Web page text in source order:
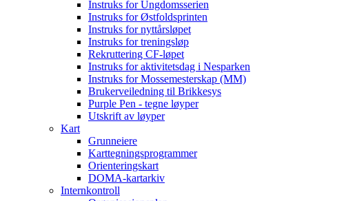
Instruks for Ungdomsserien
Instruks for Østfoldsprinten
Instruks for nyttårsløpet
Instruks for treningsløp
Rekruttering CF-løpet
Instruks for aktivitetsdag i Nesparken
Instruks for Mossemesterskap (MM)
Brukerveiledning til Brikkesys
Purple Pen - tegne løyper
Utskrift av løyper
Kart
Grunneiere
Karttegningsprogrammer
Orienteringskart
DOMA-kartarkiv
Internkontroll